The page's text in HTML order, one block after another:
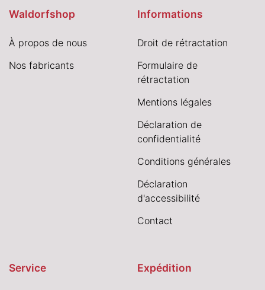
Waldorfshop
À propos de nous
Nos fabricants
Informations
Droit de rétractation
Formulaire de
rétractation
Mentions légales
Déclaration de
confidentialité
Conditions générales
Déclaration
d'accessibilité
Contact
Service Expédition